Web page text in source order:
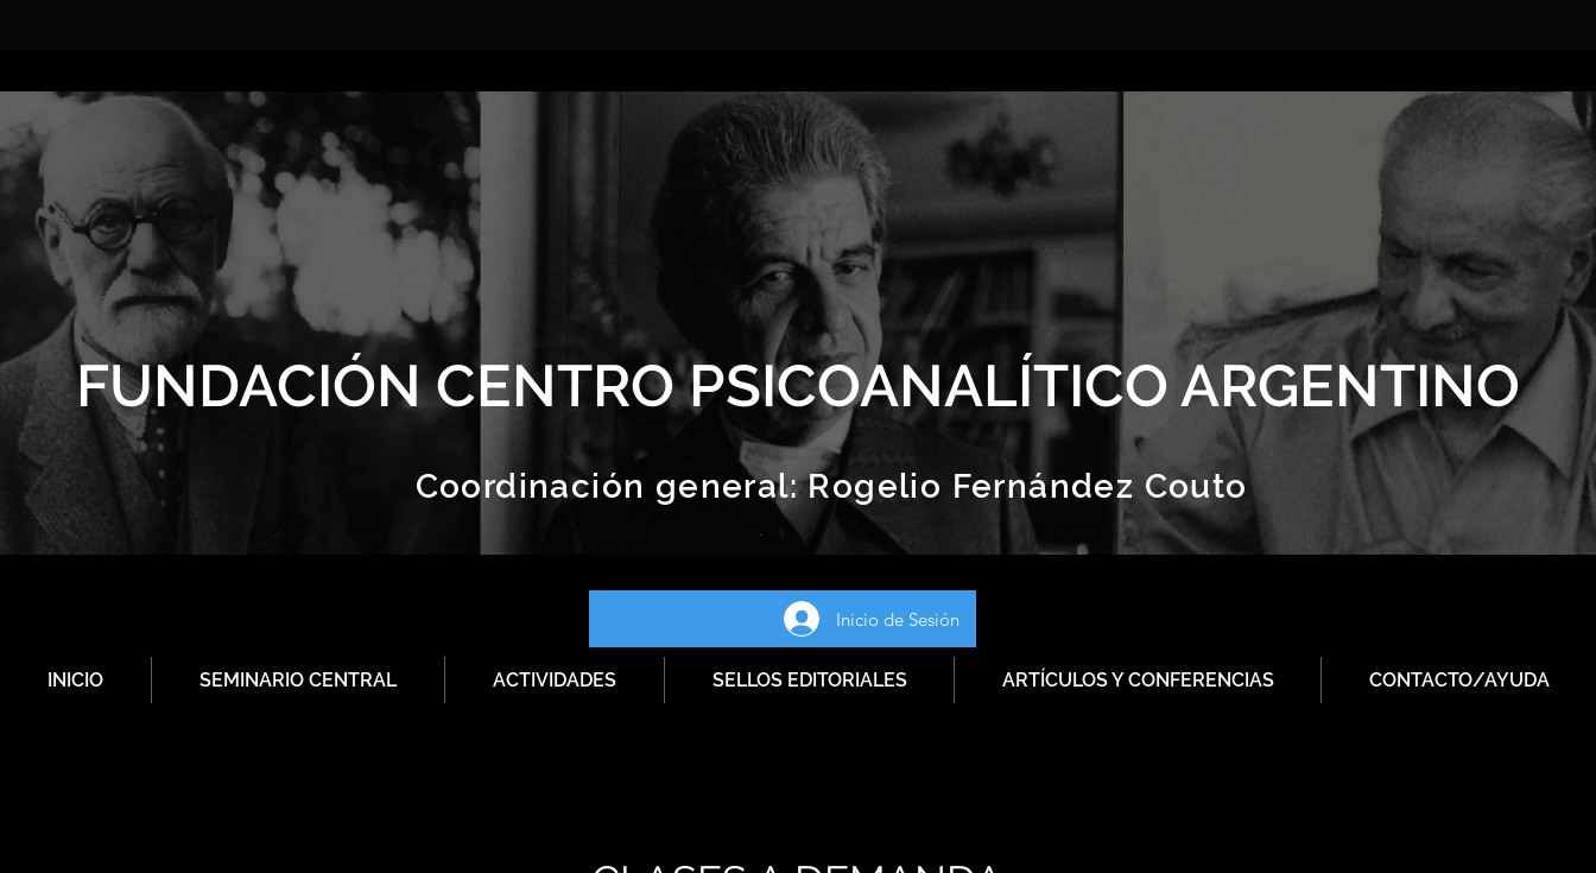
FUNDACIÓN CENTRO PSICOANALÍTICO ARGENTINO
Coordinación general:Rogelio Fernández Couto
Inicio de Sesión
INICIO SEMINARIO CENTRAL ACTIVIDADES SELLOS EDITORIALES ARTÍCULOS Y CONFERENCIAS CONTACTO/AYUDA